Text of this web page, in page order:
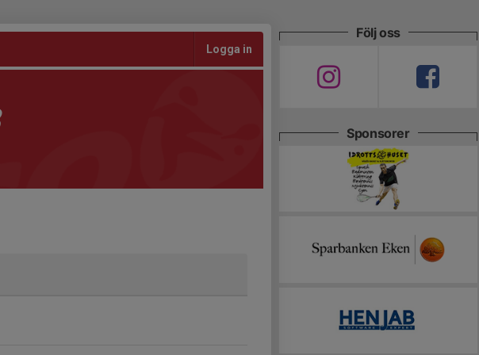
Logga in
Följ oss
Sponsorer